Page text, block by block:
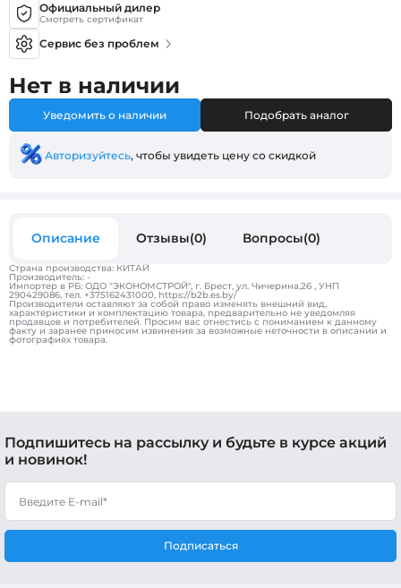
Официальный дилер
Смотреть сертификат
Сервис без проблем
Нет в наличии
Уведомить о наличии Подобрать аналог
Авторизуйтесь, чтобы увидеть цену со скидкой
Описание Отзывы(0) Вопросы(0)
Страна производства: КИТАЙ
Производитель: -
Импортер в РБ: ОДО "ЭКОНОМСТРОЙ", г. Брест, ул. Чичерина,26 , УНП
290429086, тел. +375162431000, https://b2b.es.by/
Производители оставляют за собой право изменять внешний вид,
характеристики и комплектацию товара, предварительно не уведомляя
продавцов и потребителей. Просим вас отнестись с пониманием к данному
факту и заранее приносим извинения за возможные неточности в описании и
фотографиях товара.
Подпишитесь на рассылку и будьте в курсе акций
и новинок!
Подписаться